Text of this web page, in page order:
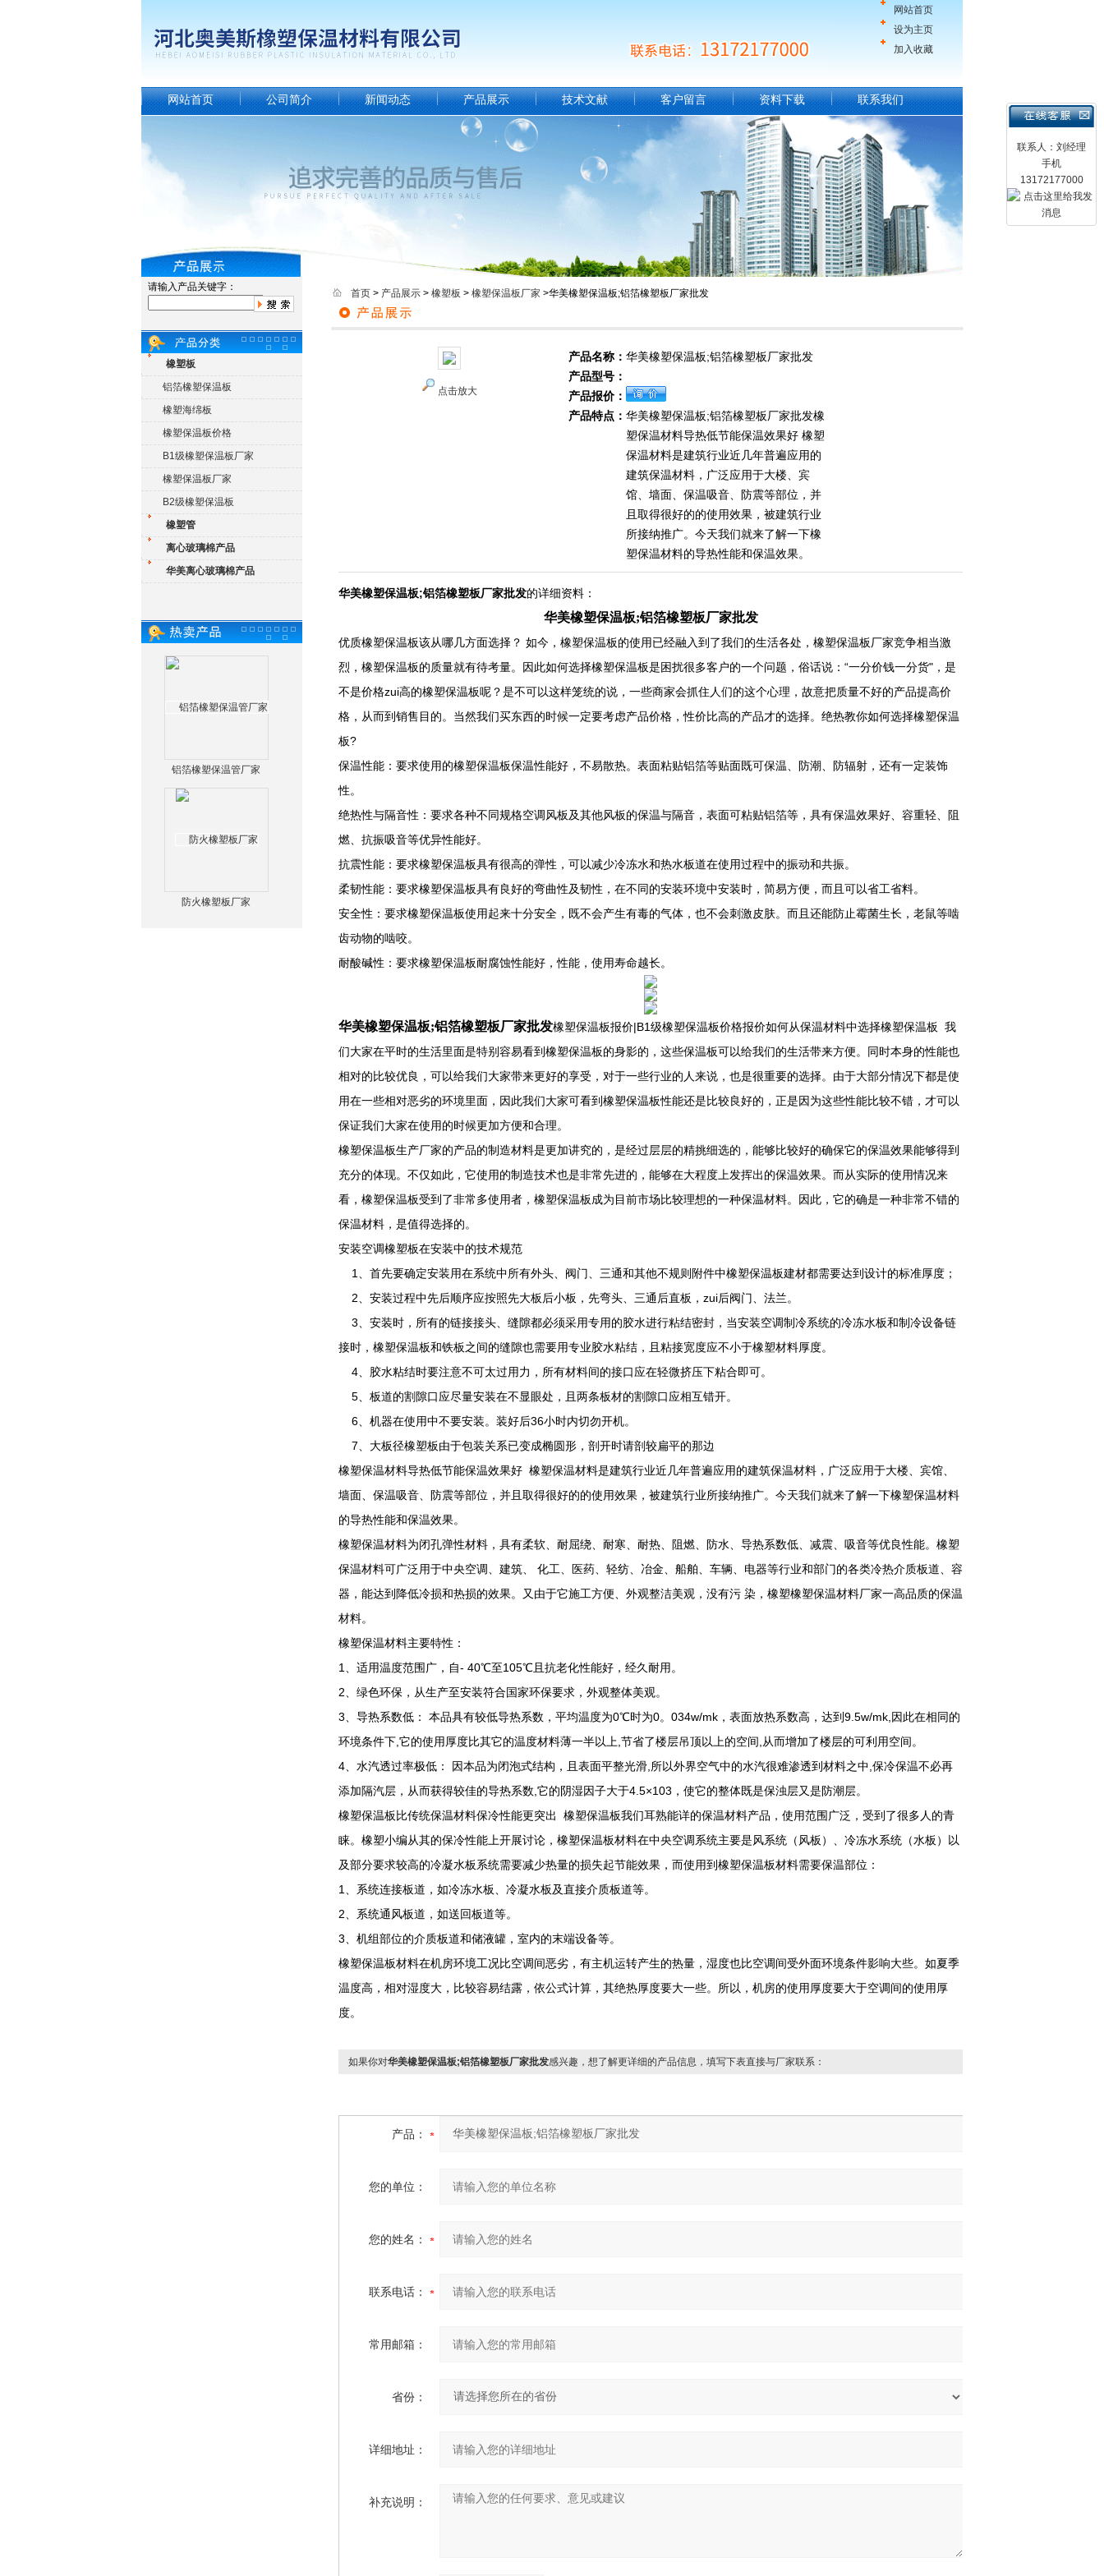
网站首页
设为主页
加入收藏
联系人：刘经理
手机
13172177000
网站首页 公司简介 新闻动态 产品展示 技术文献 客户留言 资料下载 联系我们
请输入产品关键字：
橡塑板
铝箔橡塑保温板
橡塑海绵板
橡塑保温板价格
B1级橡塑保温板厂家
橡塑保温板厂家
B2级橡塑保温板
橡塑管
离心玻璃棉产品
华美离心玻璃棉产品
铝箔橡塑保温管厂家
防火橡塑板厂家
首页 > 产品展示 > 橡塑板 > 橡塑保温板厂家 >华美橡塑保温板;铝箔橡塑板厂家批发
点击放大
产品名称： 华美橡塑保温板;铝箔橡塑板厂家批发
产品型号：
产品报价：
产品特点： 华美橡塑保温板;铝箔橡塑板厂家批发橡
塑保温材料导热低节能保温效果好 橡塑
保温材料是建筑行业近几年普遍应用的
建筑保温材料，广泛应用于大楼、宾
馆、墙面、保温吸音、防震等部位，并
且取得很好的的使用效果，被建筑行业
所接纳推广。今天我们就来了解一下橡
塑保温材料的导热性能和保温效果。
华美橡塑保温板;铝箔橡塑板厂家批发的详细资料：
华美橡塑保温板;铝箔橡塑板厂家批发
优质橡塑保温板该从哪几方面选择？ 如今，橡塑保温板的使用已经融入到了我们的生活各处，橡塑保温板厂家竞争相当激
烈，橡塑保温板的质量就有待考量。因此如何选择橡塑保温板是困扰很多客户的一个问题，俗话说：“一分价钱一分货"，是
不是价格zui高的橡塑保温板呢？是不可以这样笼统的说，一些商家会抓住人们的这个心理，故意把质量不好的产品提高价
格，从而到销售目的。当然我们买东西的时候一定要考虑产品价格，性价比高的产品才的选择。绝热教你如何选择橡塑保温
板?
保温性能：要求使用的橡塑保温板保温性能好，不易散热。表面粘贴铝箔等贴面既可保温、防潮、防辐射，还有一定装饰
性。
绝热性与隔音性：要求各种不同规格空调风板及其他风板的保温与隔音，表面可粘贴铝箔等，具有保温效果好、容重轻、阻
燃、抗振吸音等优异性能好。
抗震性能：要求橡塑保温板具有很高的弹性，可以减少冷冻水和热水板道在使用过程中的振动和共振。
柔韧性能：要求橡塑保温板具有良好的弯曲性及韧性，在不同的安装环境中安装时，简易方便，而且可以省工省料。
安全性：要求橡塑保温板使用起来十分安全，既不会产生有毒的气体，也不会刺激皮肤。而且还能防止霉菌生长，老鼠等啮
齿动物的啮咬。
耐酸碱性：要求橡塑保温板耐腐蚀性能好，性能，使用寿命越长。
华美橡塑保温板;铝箔橡塑板厂家批发橡塑保温板报价|B1级橡塑保温板价格报价如何从保温材料中选择橡塑保温板 我
们大家在平时的生活里面是特别容易看到橡塑保温板的身影的，这些保温板可以给我们的生活带来方便。同时本身的性能也
相对的比较优良，可以给我们大家带来更好的享受，对于一些行业的人来说，也是很重要的选择。由于大部分情况下都是使
用在一些相对恶劣的环境里面，因此我们大家可看到橡塑保温板性能还是比较良好的，正是因为这些性能比较不错，才可以
保证我们大家在使用的时候更加方便和合理。
橡塑保温板生产厂家的产品的制造材料是更加讲究的，是经过层层的精挑细选的，能够比较好的确保它的保温效果能够得到
充分的体现。不仅如此，它使用的制造技术也是非常先进的，能够在大程度上发挥出的保温效果。而从实际的使用情况来
看，橡塑保温板受到了非常多使用者，橡塑保温板成为目前市场比较理想的一种保温材料。因此，它的确是一种非常不错的
保温材料，是值得选择的。
安装空调橡塑板在安装中的技术规范
1、首先要确定安装用在系统中所有外头、阀门、三通和其他不规则附件中橡塑保温板建材都需要达到设计的标准厚度；
2、安装过程中先后顺序应按照先大板后小板，先弯头、三通后直板，zui后阀门、法兰。
3、安装时，所有的链接接头、缝隙都必须采用专用的胶水进行粘结密封，当安装空调制冷系统的冷冻水板和制冷设备链
接时，橡塑保温板和铁板之间的缝隙也需要用专业胶水粘结，且粘接宽度应不小于橡塑材料厚度。
4、胶水粘结时要注意不可太过用力，所有材料间的接口应在轻微挤压下粘合即可。
5、板道的割隙口应尽量安装在不显眼处，且两条板材的割隙口应相互错开。
6、机器在使用中不要安装。装好后36小时内切勿开机。
7、大板径橡塑板由于包装关系已变成椭圆形，剖开时请剖较扁平的那边
橡塑保温材料导热低节能保温效果好 橡塑保温材料是建筑行业近几年普遍应用的建筑保温材料，广泛应用于大楼、宾馆、
墙面、保温吸音、防震等部位，并且取得很好的的使用效果，被建筑行业所接纳推广。今天我们就来了解一下橡塑保温材料
的导热性能和保温效果。
橡塑保温材料为闭孔弹性材料，具有柔软、耐屈绕、耐寒、耐热、阻燃、防水、导热系数低、减震、吸音等优良性能。橡塑
保温材料可广泛用于中央空调、建筑、 化工、医药、轻纺、冶金、船舶、车辆、电器等行业和部门的各类冷热介质板道、容
器，能达到降低冷损和热损的效果。又由于它施工方便、外观整洁美观，没有污 染，橡塑橡塑保温材料厂家一高品质的保温
材料。
橡塑保温材料主要特性：
1、适用温度范围广，自- 40℃至105℃且抗老化性能好，经久耐用。
2、绿色环保，从生产至安装符合国家环保要求，外观整体美观。
3、导热系数低： 本品具有较低导热系数，平均温度为0℃时为0。034w/mk，表面放热系数高，达到9.5w/mk,因此在相同的
环境条件下,它的使用厚度比其它的温度材料薄一半以上,节省了楼层吊顶以上的空间,从而增加了楼层的可利用空间。
4、水汽透过率极低： 因本品为闭泡式结构，且表面平整光滑,所以外界空气中的水汽很难渗透到材料之中,保冷保温不必再
添加隔汽层，从而获得较佳的导热系数,它的阴湿因子大于4.5×103，使它的整体既是保浊层又是防潮层。
橡塑保温板比传统保温材料保冷性能更突出 橡塑保温板我们耳熟能详的保温材料产品，使用范围广泛，受到了很多人的青
睐。橡塑小编从其的保冷性能上开展讨论，橡塑保温板材料在中央空调系统主要是风系统（风板）、冷冻水系统（水板）以
及部分要求较高的冷凝水板系统需要减少热量的损失起节能效果，而使用到橡塑保温板材料需要保温部位：
1、系统连接板道，如冷冻水板、冷凝水板及直接介质板道等。
2、系统通风板道，如送回板道等。
3、机组部位的介质板道和储液罐，室内的末端设备等。
橡塑保温板材料在机房环境工况比空调间恶劣，有主机运转产生的热量，湿度也比空调间受外面环境条件影响大些。如夏季
温度高，相对湿度大，比较容易结露，依公式计算，其绝热厚度要大一些。所以，机房的使用厚度要大于空调间的使用厚
度。
如果你对华美橡塑保温板;铝箔橡塑板厂家批发感兴趣，想了解更详细的产品信息，填写下表直接与厂家联系：
产品：
您的单位：
您的姓名：
联系电话：
常用邮箱：
省份：
详细地址：
补充说明：